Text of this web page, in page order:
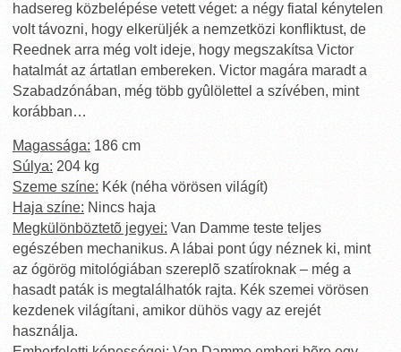
hadsereg közbelépése vetett véget: a négy fiatal kénytelen
volt távozni, hogy elkerüljék a nemzetközi konfliktust, de
Reednek arra még volt ideje, hogy megszakítsa Victor
hatalmát az ártatlan embereken. Victor magára maradt a
Szabadzónában, még több gyûlölettel a szívében, mint
korábban…
Magassága: 186 cm
Súlya: 204 kg
Szeme színe: Kék (néha vörösen világít)
Haja színe: Nincs haja
Megkülönböztetõ jegyei: Van Damme teste teljes
egészében mechanikus. A lábai pont úgy néznek ki, mint
az ógörög mitológiában szereplõ szatíroknak – még a
hasadt paták is megtalálhatók rajta. Kék szemei vörösen
kezdenek világítani, amikor dühös vagy az erejét
használja.